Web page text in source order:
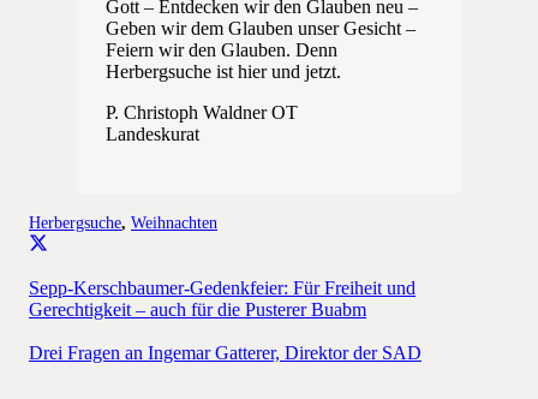
Gott – Entdecken wir den Glauben neu –
Geben wir dem Glauben unser Gesicht –
Feiern wir den Glauben. Denn
Herbergsuche ist hier und jetzt.
P. Christoph Waldner OT
Landeskurat
Herbergsuche, Weihnachten
Sepp-Kerschbaumer-Gedenkfeier: Für Freiheit und
Gerechtigkeit – auch für die Pusterer Buabm
Drei Fragen an Ingemar Gatterer, Direktor der SAD